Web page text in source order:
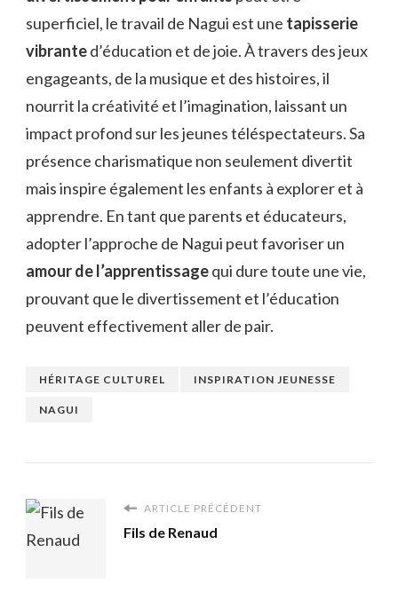
superficiel, le travail de Nagui est une tapisserie
vibranted’éducation et de joie. À travers des jeux
engageants, de la musique et des histoires, il
nourrit la créativité et l’imagination, laissant un
impact profond sur les jeunes téléspectateurs. Sa
présence charismatique non seulement divertit
mais inspire également les enfants à explorer et à
apprendre. En tant que parents et éducateurs,
adopter l’approche de Nagui peut favoriser un
amour de l’apprentissagequi dure toute une vie,
prouvant que le divertissement et l’éducation
peuvent effectivement aller de pair.
HÉRITAGE CULTUREL INSPIRATION JEUNESSE
NAGUI
ARTICLE PRÉCÉDENT
Fils de Renaud